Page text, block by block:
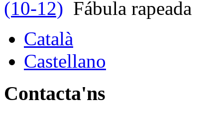
(10-12) Fábula rapeada
Català
Castellano
Contacta'ns